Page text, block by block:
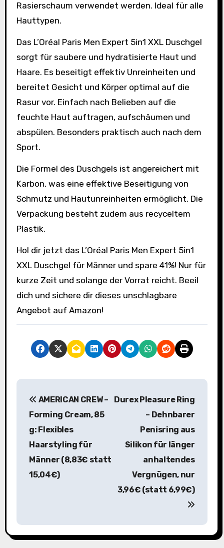
Rasierschaum verwendet werden. Ideal für alle
Hauttypen.
Das L’Oréal Paris Men Expert 5in1 XXL Duschgel
sorgt für saubere und hydratisierte Haut und
Haare. Es beseitigt effektiv Unreinheiten und
bereitet Gesicht und Körper optimal auf die
Rasur vor. Einfach nach Belieben auf die
feuchte Haut auftragen, aufschäumen und
abspülen. Besonders praktisch auch nach dem
Sport.
Die Formel des Duschgels ist angereichert mit
Karbon, was eine effektive Beseitigung von
Schmutz und Hautunreinheiten ermöglicht. Die
Verpackung besteht zudem aus recyceltem
Plastik.
Hol dir jetzt das L’Oréal Paris Men Expert 5in1
XXL Duschgel für Männer und spare 41%! Nur für
kurze Zeit und solange der Vorrat reicht. Beeil
dich und sichere dir dieses unschlagbare
Angebot auf Amazon!
B
s
AMERICAN CREW –
Forming Cream, 85
g: Flexibles
Haarstyling für
Männer (8,83€ statt
15,04€)
Durex Pleasure Ring
– Dehnbarer
Penisring aus
Silikon für länger
anhaltendes
Vergnügen, nur
3,96€ (statt 6,99€)